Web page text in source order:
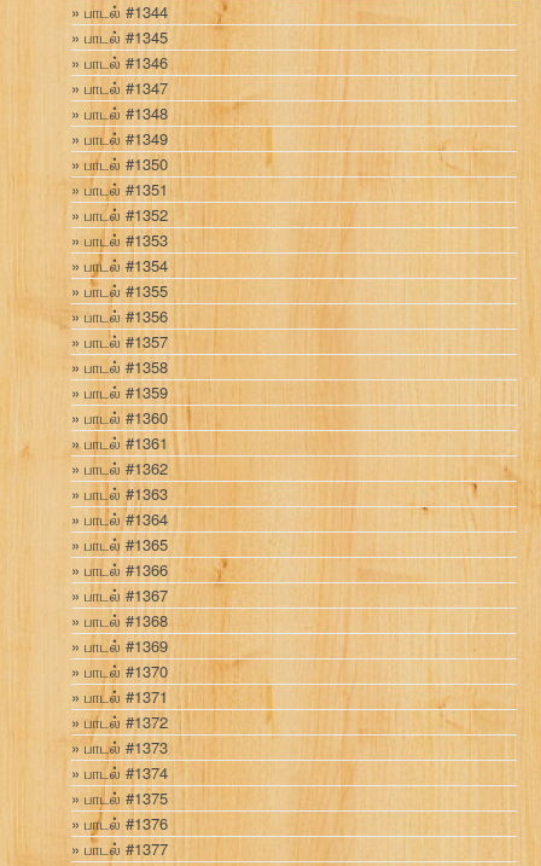
பாடல் #1344
பாடல் #1345
பாடல் #1346
பாடல் #1347
பாடல் #1348
பாடல் #1349
பாடல் #1350
பாடல் #1351
பாடல் #1352
பாடல் #1353
பாடல் #1354
பாடல் #1355
பாடல் #1356
பாடல் #1357
பாடல் #1358
பாடல் #1359
பாடல் #1360
பாடல் #1361
பாடல் #1362
பாடல் #1363
பாடல் #1364
பாடல் #1365
பாடல் #1366
பாடல் #1367
பாடல் #1368
பாடல் #1369
பாடல் #1370
பாடல் #1371
பாடல் #1372
பாடல் #1373
பாடல் #1374
பாடல் #1375
பாடல் #1376
பாடல் #1377